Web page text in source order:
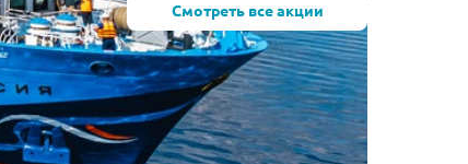
Смотреть все акции